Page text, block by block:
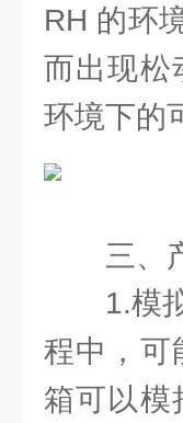
RH 的环
而出现松
环境下的
三、
1.模
程中，可
箱可以模